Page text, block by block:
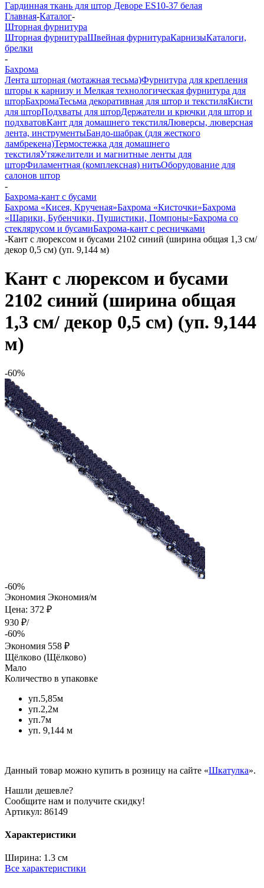
Гардинная ткань для штор Деворе ES10-37 белая
Главная-Каталог-
Шторная фурнитура
Шторная фурнитураШвейная фурнитураКарнизыКаталоги,
брелки
-
Бахрома
Лента шторная (мотажная тесьма)Фурнитура для крепления
шторы к карнизу и Мелкая технологическая фурнитура для
шторБахромаТесьма декоративная для штор и текстиляКисти
для шторПодхваты для шторДержатели и крючки для штор и
подхватовКант для домашнего текстиляЛюверсы, люверсная
лента, инструментыБандо-шабрак (для жесткого
ламбрекена)Термостежка для домашнего
текстиляУтяжелители и магнитные ленты для
шторФиламентная (комплексная) нитьОборудование для
салонов штор
-
Бахрома-кант с бусами
Бахрома «Кисея, Крученая»Бахрома «Кисточки»Бахрома
«Шарики, Бубенчики, Пушистики, Помпоны»Бахрома со
стеклярусом и бусамиБахрома-кант с ресничками
-Кант с люрексом и бусами 2102 синий (ширина общая 1,3 см/
декор 0,5 см) (уп. 9,144 м)
Кант с люрексом и бусами
2102 синий (ширина общая
1,3 см/ декор 0,5 см) (уп. 9,144
м)
-60%
-60%
Экономия Экономия/м
Цена: 372 ₽
930 ₽/
-60%
Экономия 558 ₽
Щёлково (Щёлково)
Мало
Количество в упаковке
уп.5,85м
уп.2,2м
уп.7м
уп. 9,144 м
Данный товар можно купить в розницу на сайте «Шкатулка».
Нашли дешевле?
Сообщите нам и получите скидку!
Артикул: 86149
Характеристики
Ширина: 1.3 см
Все характеристики